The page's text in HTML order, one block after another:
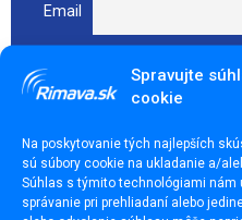
Spravujte
cookie
Na poskytovanie tých najlepších
sú súbory cookie na ukladanie a/
Súhlas s týmito technológiami nám
správanie pri prehliadaní alebo
Email
Páčil sa ti článok? Zdieľaj ho